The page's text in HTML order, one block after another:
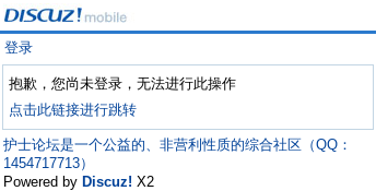
登录
抱歉，您尚未登录，无法进行此操作
点击此链接进行跳转
护士论坛是一个公益的、非营利性质的综合社区（QQ：
1454717713）
Powered by Discuz! X2